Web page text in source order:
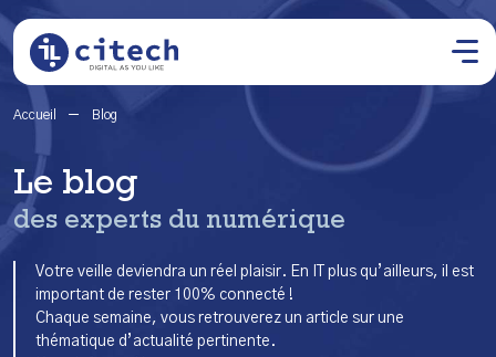
Accueil Blog
Le blog
des experts du numérique
Votre veille deviendra un réel plaisir. En IT plus qu’ailleurs, il est
important de rester 100% connecté !
Chaque semaine, vous retrouverez un article sur une
thématique d’actualité pertinente.